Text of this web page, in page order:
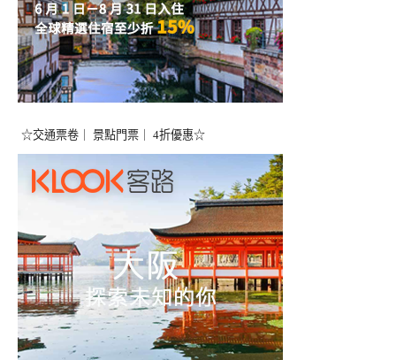
☆交通票卷｜ 景點門票｜ 4折優惠☆